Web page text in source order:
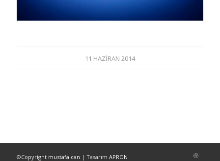
11 HAZIRAN 2014
©Copyright mustafa can | Tasarım APRON